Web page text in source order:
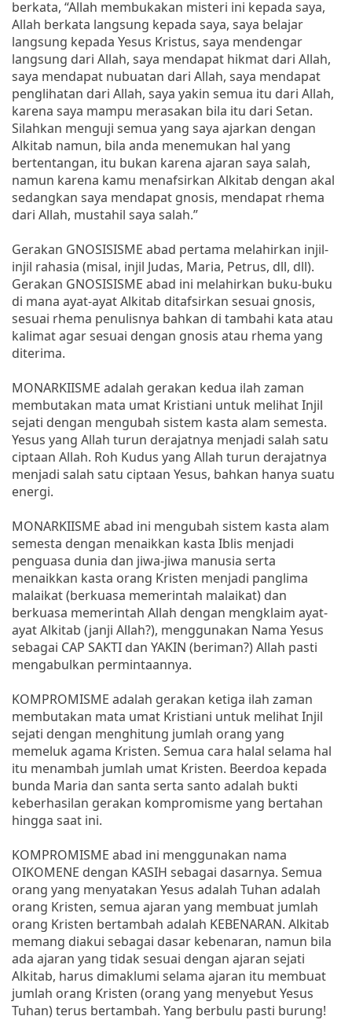
berkata, “Allah membukakan misteri ini kepada saya,
Allah berkata langsung kepada saya, saya belajar
langsung kepada Yesus Kristus, saya mendengar
langsung dari Allah, saya mendapat hikmat dari Allah,
saya mendapat nubuatan dari Allah, saya mendapat
penglihatan dari Allah, saya yakin semua itu dari Allah,
karena saya mampu merasakan bila itu dari Setan.
Silahkan menguji semua yang saya ajarkan dengan
Alkitab namun, bila anda menemukan hal yang
bertentangan, itu bukan karena ajaran saya salah,
namun karena kamu menafsirkan Alkitab dengan akal
sedangkan saya mendapat gnosis, mendapat rhema
dari Allah, mustahil saya salah.”
Gerakan GNOSISISME abad pertama melahirkan injil-
injil rahasia (misal, injil Judas, Maria, Petrus, dll, dll).
Gerakan GNOSISISME abad ini melahirkan buku-buku
di mana ayat-ayat Alkitab ditafsirkan sesuai gnosis,
sesuai rhema penulisnya bahkan di tambahi kata atau
kalimat agar sesuai dengan gnosis atau rhema yang
diterima.
MONARKIISME adalah gerakan kedua ilah zaman
membutakan mata umat Kristiani untuk melihat Injil
sejati dengan mengubah sistem kasta alam semesta.
Yesus yang Allah turun derajatnya menjadi salah satu
ciptaan Allah. Roh Kudus yang Allah turun derajatnya
menjadi salah satu ciptaan Yesus, bahkan hanya suatu
energi.
MONARKIISME abad ini mengubah sistem kasta alam
semesta dengan menaikkan kasta Iblis menjadi
penguasa dunia dan jiwa-jiwa manusia serta
menaikkan kasta orang Kristen menjadi panglima
malaikat (berkuasa memerintah malaikat) dan
berkuasa memerintah Allah dengan mengklaim ayat-
ayat Alkitab (janji Allah?), menggunakan Nama Yesus
sebagai CAP SAKTI dan YAKIN (beriman?) Allah pasti
mengabulkan permintaannya.
KOMPROMISME adalah gerakan ketiga ilah zaman
membutakan mata umat Kristiani untuk melihat Injil
sejati dengan menghitung jumlah orang yang
memeluk agama Kristen. Semua cara halal selama hal
itu menambah jumlah umat Kristen. Beerdoa kepada
bunda Maria dan santa serta santo adalah bukti
keberhasilan gerakan kompromisme yang bertahan
hingga saat ini.
KOMPROMISME abad ini menggunakan nama
OIKOMENE dengan KASIH sebagai dasarnya. Semua
orang yang menyatakan Yesus adalah Tuhan adalah
orang Kristen, semua ajaran yang membuat jumlah
orang Kristen bertambah adalah KEBENARAN. Alkitab
memang diakui sebagai dasar kebenaran, namun bila
ada ajaran yang tidak sesuai dengan ajaran sejati
Alkitab, harus dimaklumi selama ajaran itu membuat
jumlah orang Kristen (orang yang menyebut Yesus
Tuhan) terus bertambah. Yang berbulu pasti burung!